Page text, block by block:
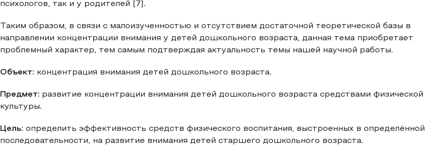
психологов, так и у родителей [7].
Таким образом, в связи с малоизученностью и отсутствием достаточной теоретической базы в
направлении концентрации внимания у детей дошкольного возраста, данная тема приобретает
проблемный характер, тем самым подтверждая актуальность темы нашей научной работы.
Объект: концентрация внимания детей дошкольного возраста.
Предмет: развитие концентрации внимания детей дошкольного возраста средствами физической
культуры.
Цель: определить эффективность средств физического воспитания, выстроенных в определённой
последовательности, на развитие внимания детей старшего дошкольного возраста.